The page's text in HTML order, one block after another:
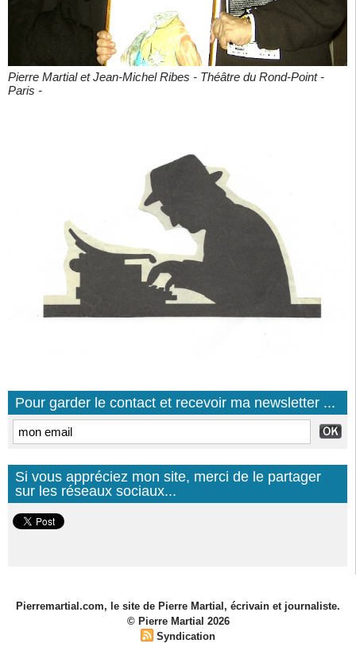
Pierre Martial et Jean-Michel Ribes - Théâtre du Rond-Point -
Paris -
Pour garder le contact et recevoir ma newsletter ...
Si vous appréciez mon site, merci de le partager
sur les réseaux sociaux...
Pierremartial.com, le site de Pierre Martial, écrivain et journaliste.
© Pierre Martial 2026
Syndication